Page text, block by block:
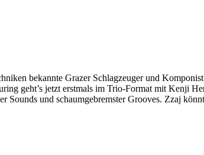
bekannte Grazer Schlagzeuger und
geht’s jetzt erstmals im Trio-Format mit Kenji
und schaumgebremster Grooves. Zzaj